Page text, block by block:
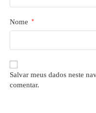
Nome *
Salvar meus dados neste
comentar.